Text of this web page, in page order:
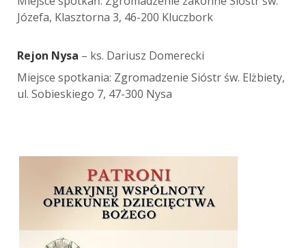
Józefa, Klasztorna 3, 46-200 Kluczbork
Rejon Nysa – ks. Dariusz Domerecki
Miejsce spotkania: Zgromadzenie Sióstr św. Elżbiety,
ul. Sobieskiego 7, 47-300 Nysa